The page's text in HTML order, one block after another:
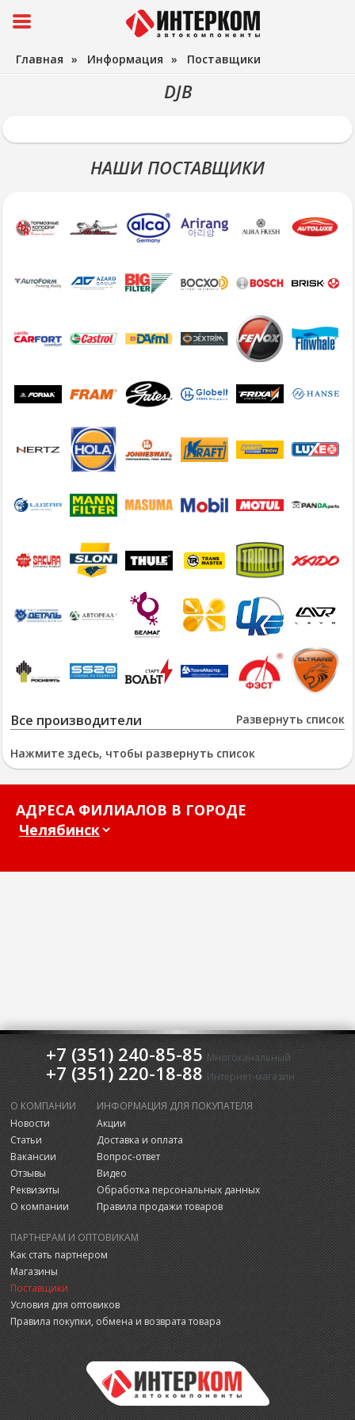
Главная » Информация » Поставщики
DJB
НАШИ ПОСТАВЩИКИ
Развернуть список
Все производители
Нажмите здесь, чтобы развернуть список
АДРЕСА ФИЛИАЛОВ В ГОРОДЕ
+7 (351) 240-85-85 Многоканальный
+7 (351) 220-18-88 Интернет-магазин
О КОМПАНИИ
Новости
Статьи
Вакансии
Отзывы
Реквизиты
О компании
ИНФОРМАЦИЯ ДЛЯ ПОКУПАТЕЛЯ
Акции
Доставка и оплата
Вопрос-ответ
Видео
Обработка персональных данных
Правила продажи товаров
ПАРТНЕРАМ И ОПТОВИКАМ
Как стать партнером
Магазины
Поставщики
Условия для оптовиков
Правила покупки, обмена и возврата товара